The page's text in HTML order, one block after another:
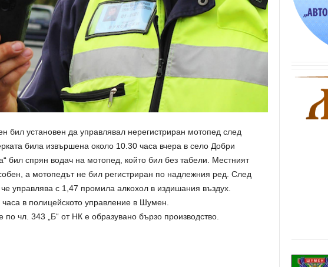
бил установен да управлявал нерегистриран мотопед след
била извършена около 10.30 часа вчера в село Добри
бил спрян водач на мотопед, който бил без табели. Местният
а мотопедът не бил регистриран по надлежния ред. След
управлява с 1,47 промила алкохол в издишания въздух.
в полицейското управление в Шумен.
чл. 343 „Б“ от НК е образувано бързо производство.